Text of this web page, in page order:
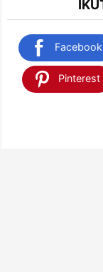
Facebook
Pinterest